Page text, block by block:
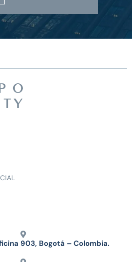
903, Bogotá – Colombia.